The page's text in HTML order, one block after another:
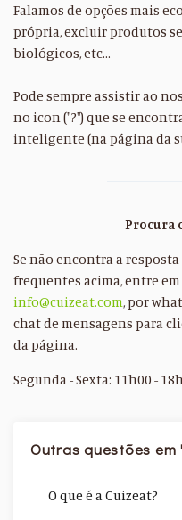
Falamos de opções mais
própria, excluir produtos
biológicos, etc...
Pode sempre assistir ao
no icon ("?") que se
inteligente (na página da
Procura
Se não encontra a
frequentes acima, entre
info@cuizeat.com, por
chat de mensagens para
da página.
Segunda - Sexta: 11h00 -
Outras questões em
O que é a Cuizeat?